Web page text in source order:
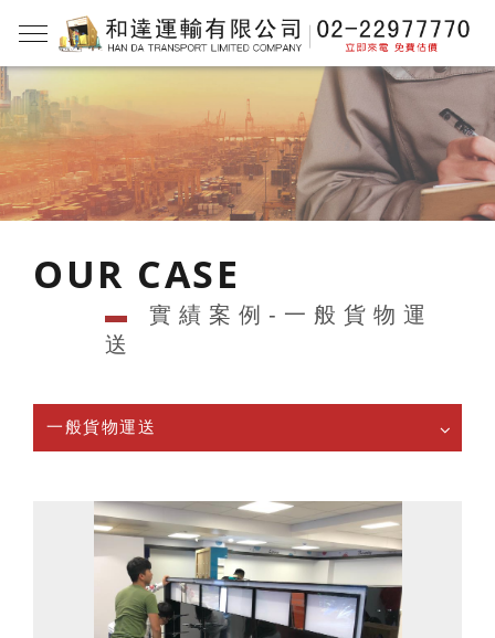
OUR CASE
▬
實績案例-一般貨物運
送
一般貨物運送